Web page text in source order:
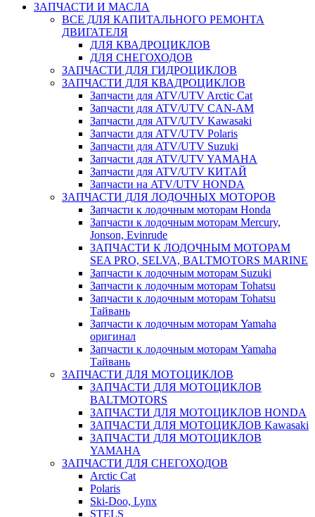
ЗАПЧАСТИ И МАСЛА
ВСЕ ДЛЯ КАПИТАЛЬНОГО РЕМОНТА
ДВИГАТЕЛЯ
ДЛЯ КВАДРОЦИКЛОВ
ДЛЯ СНЕГОХОДОВ
ЗАПЧАСТИ ДЛЯ ГИДРОЦИКЛОВ
ЗАПЧАСТИ ДЛЯ КВАДРОЦИКЛОВ
Запчасти для ATV/UTV Arctic Cat
Запчасти для ATV/UTV CAN-AM
Запчасти для ATV/UTV Kawasaki
Запчасти для ATV/UTV Polaris
Запчасти для ATV/UTV Suzuki
Запчасти для ATV/UTV YAMAHA
Запчасти для ATV/UTV КИТАЙ
Запчасти на ATV/UTV HONDA
ЗАПЧАСТИ ДЛЯ ЛОДОЧНЫХ МОТОРОВ
Запчасти к лодочным моторам Honda
Запчасти к лодочным моторам Mercury,
Jonson, Evinrude
ЗАПЧАСТИ К ЛОДОЧНЫМ МОТОРАМ
SEA PRO, SELVA, BALTMOTORS MARINE
Запчасти к лодочным моторам Suzuki
Запчасти к лодочным моторам Tohatsu
Запчасти к лодочным моторам Tohatsu
Тайвань
Запчасти к лодочным моторам Yamaha
оригинал
Запчасти к лодочным моторам Yamaha
Тайвань
ЗАПЧАСТИ ДЛЯ МОТОЦИКЛОВ
ЗАПЧАСТИ ДЛЯ МОТОЦИКЛОВ
BALTMOTORS
ЗАПЧАСТИ ДЛЯ МОТОЦИКЛОВ HONDA
ЗАПЧАСТИ ДЛЯ МОТОЦИКЛОВ Kawasaki
ЗАПЧАСТИ ДЛЯ МОТОЦИКЛОВ
YAMAHA
ЗАПЧАСТИ ДЛЯ СНЕГОХОДОВ
Arctic Cat
Polaris
Ski-Doo, Lynx
STELS